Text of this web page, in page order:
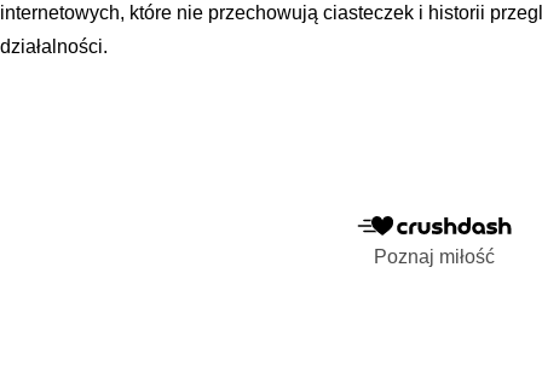
internetowych, które nie przechowują ciasteczek i historii
działalności.
Poznaj miłość